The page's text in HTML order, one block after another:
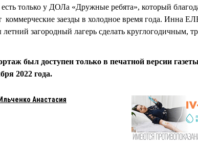
только у ДОЛа «Дружные ребята», который
коммерческие заезды в холодное время года. Инна
летний загородный лагерь сделать круглогодичным,
был доступен только в печатной версии
2022 года.
Анастасия